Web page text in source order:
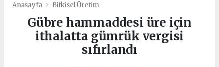
Anasayfa Bitkisel Üretim
Gübre hammaddesi üre için
ithalatta gümrük vergisi
sıfırlandı